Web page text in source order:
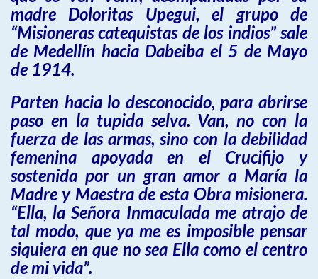
madre Doloritas Upegui, el grupo de
“Misioneras catequistas de los indios” sale
de Medellín hacia Dabeiba el 5 de Mayo
de 1914.
Parten hacia lo desconocido, para abrirse
paso en la tupida selva. Van, no con la
fuerza de las armas, sino con la debilidad
femenina apoyada en el Crucifijo y
sostenida por un gran amor a María la
Madre y Maestra de esta Obra misionera.
“Ella, la Señora Inmaculada me atrajo de
tal modo, que ya me es imposible pensar
siquiera en que no sea Ella como el centro
de mi vida”.